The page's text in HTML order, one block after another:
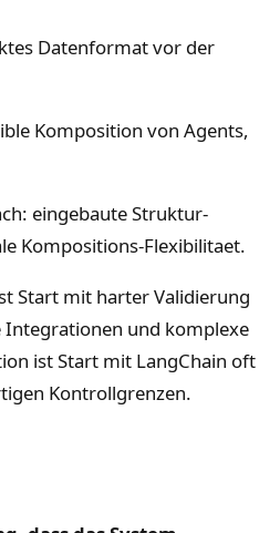
Datenformat vor der
Komposition von Agents,
eingebaute Struktur-
Kompositions-Flexibilitaet.
Start mit harter Validierung
Integrationen und komplexe
ist Start mit LangChain oft
Kontrollgrenzen.